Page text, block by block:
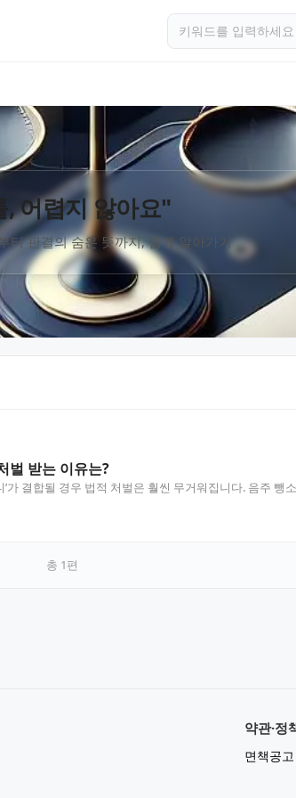
, 어렵지 않아요"
터 판결의 숨은 뜻까지, 함께 알아가기
벌 받는 이유는?
가 결합될 경우 법적 처벌은 훨씬 무거워집니다. 음주 뺑
총 1편
약관·정
면책공